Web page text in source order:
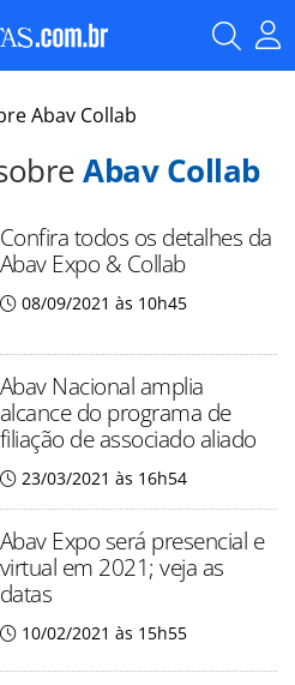
Abav Collab
Abav Collab
Confira todos os detalhes da
Abav Expo & Collab
08/09/2021 às 10h45
Abav Nacional amplia
alcance do programa de
filiação de associado aliado
23/03/2021 às 16h54
Abav Expo será presencial e
virtual em 2021; veja as
datas
10/02/2021 às 15h55